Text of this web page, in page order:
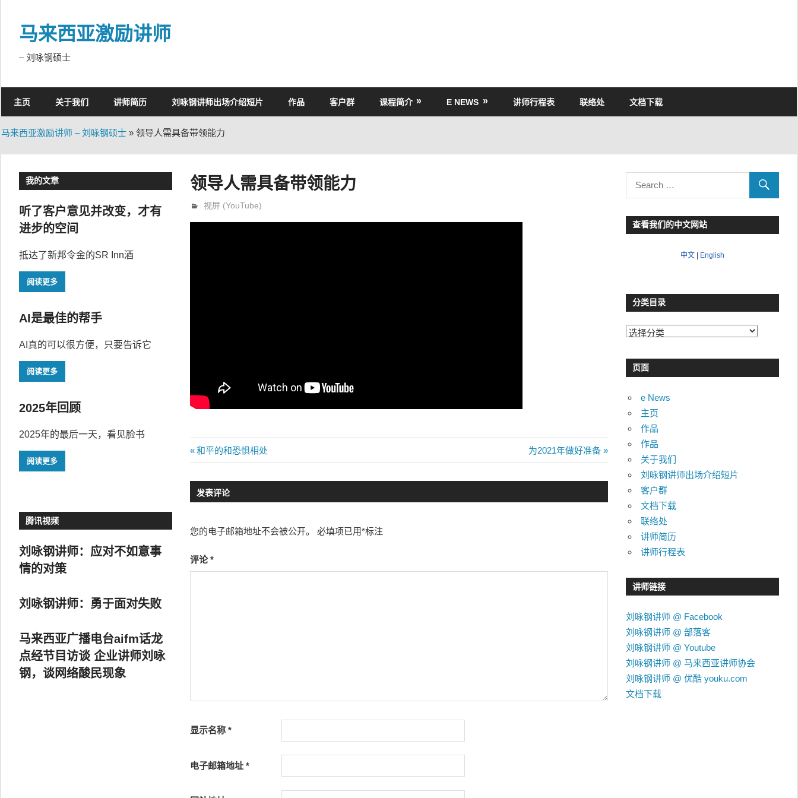
content马来西亚激励讲师
– 刘咏钢硕士
主页 关于我们 讲师简历 刘咏钢讲师出场介绍短片 作品 客户群 课程简介 E NEWS 讲师行程表 联络处 文档下载
马来西亚激励讲师 – 刘咏钢硕士 » 领导人需具备带领能力
领导人需具备带领能力
12月 22, 2020
trainer
视屏 (YouTube)
文
章
导
航
Previous
Post:
和平的和恐惧相处
Next
Post:
为2021年做好准备
发表评论
您的电子邮箱地址不会被公开。 必填项已用*标注
评论*
显示名称*
电子邮箱地址*
我的文章
听了客户意见并改变，才有
进步的空间
抵达了新邦令金的SR Inn酒
阅读更多
AI是最佳的帮手
AI真的可以很方便，只要告诉它
阅读更多
2025年回顾
2025年的最后一天，看见脸书
阅读更多
腾讯视频
刘咏钢讲师：应对不如意事
情的对策
刘咏钢讲师：勇于面对失败
马来西亚广播电台aifm话龙
点经节目访谈 企业讲师刘咏
钢，谈网络酸民现象
查看我们的中文网站
中文| English
分类目录
分
目
录
页面
e News
主页
作品
作品
关于我们
刘咏钢讲师出场介绍短片
客户群
文档下载
联络处
讲师简历
讲师行程表
讲师链接
刘咏钢讲师 @ Facebook
刘咏钢讲师 @ 部落客
刘咏钢讲师 @ Youtube
刘咏钢讲师 @ 马来西亚讲师协会
刘咏钢讲师 @ 优酷 youku.com
文档下载